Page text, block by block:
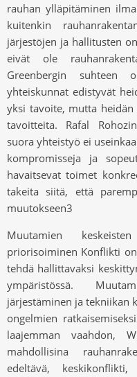
rauhan ylläpitäminen
kuitenkin
järjestöjen ja hallitusten
eivät ole
Greenbergin suhteen
yhteiskunnat edistyvät
yksi tavoite, mutta
tavoitteita. Rafal
suora yhteistyö ei
kompromisseja ja
havaitsevat toimet
takeita siitä, että
muutokseen3
Muutamien
priorisoiminen Konflikti
tehdä hallittavaksi
ympäristössä.
järjestäminen ja tekniikan
ongelmien
laajemman vaahdon,
mahdollisina
edeltävä,